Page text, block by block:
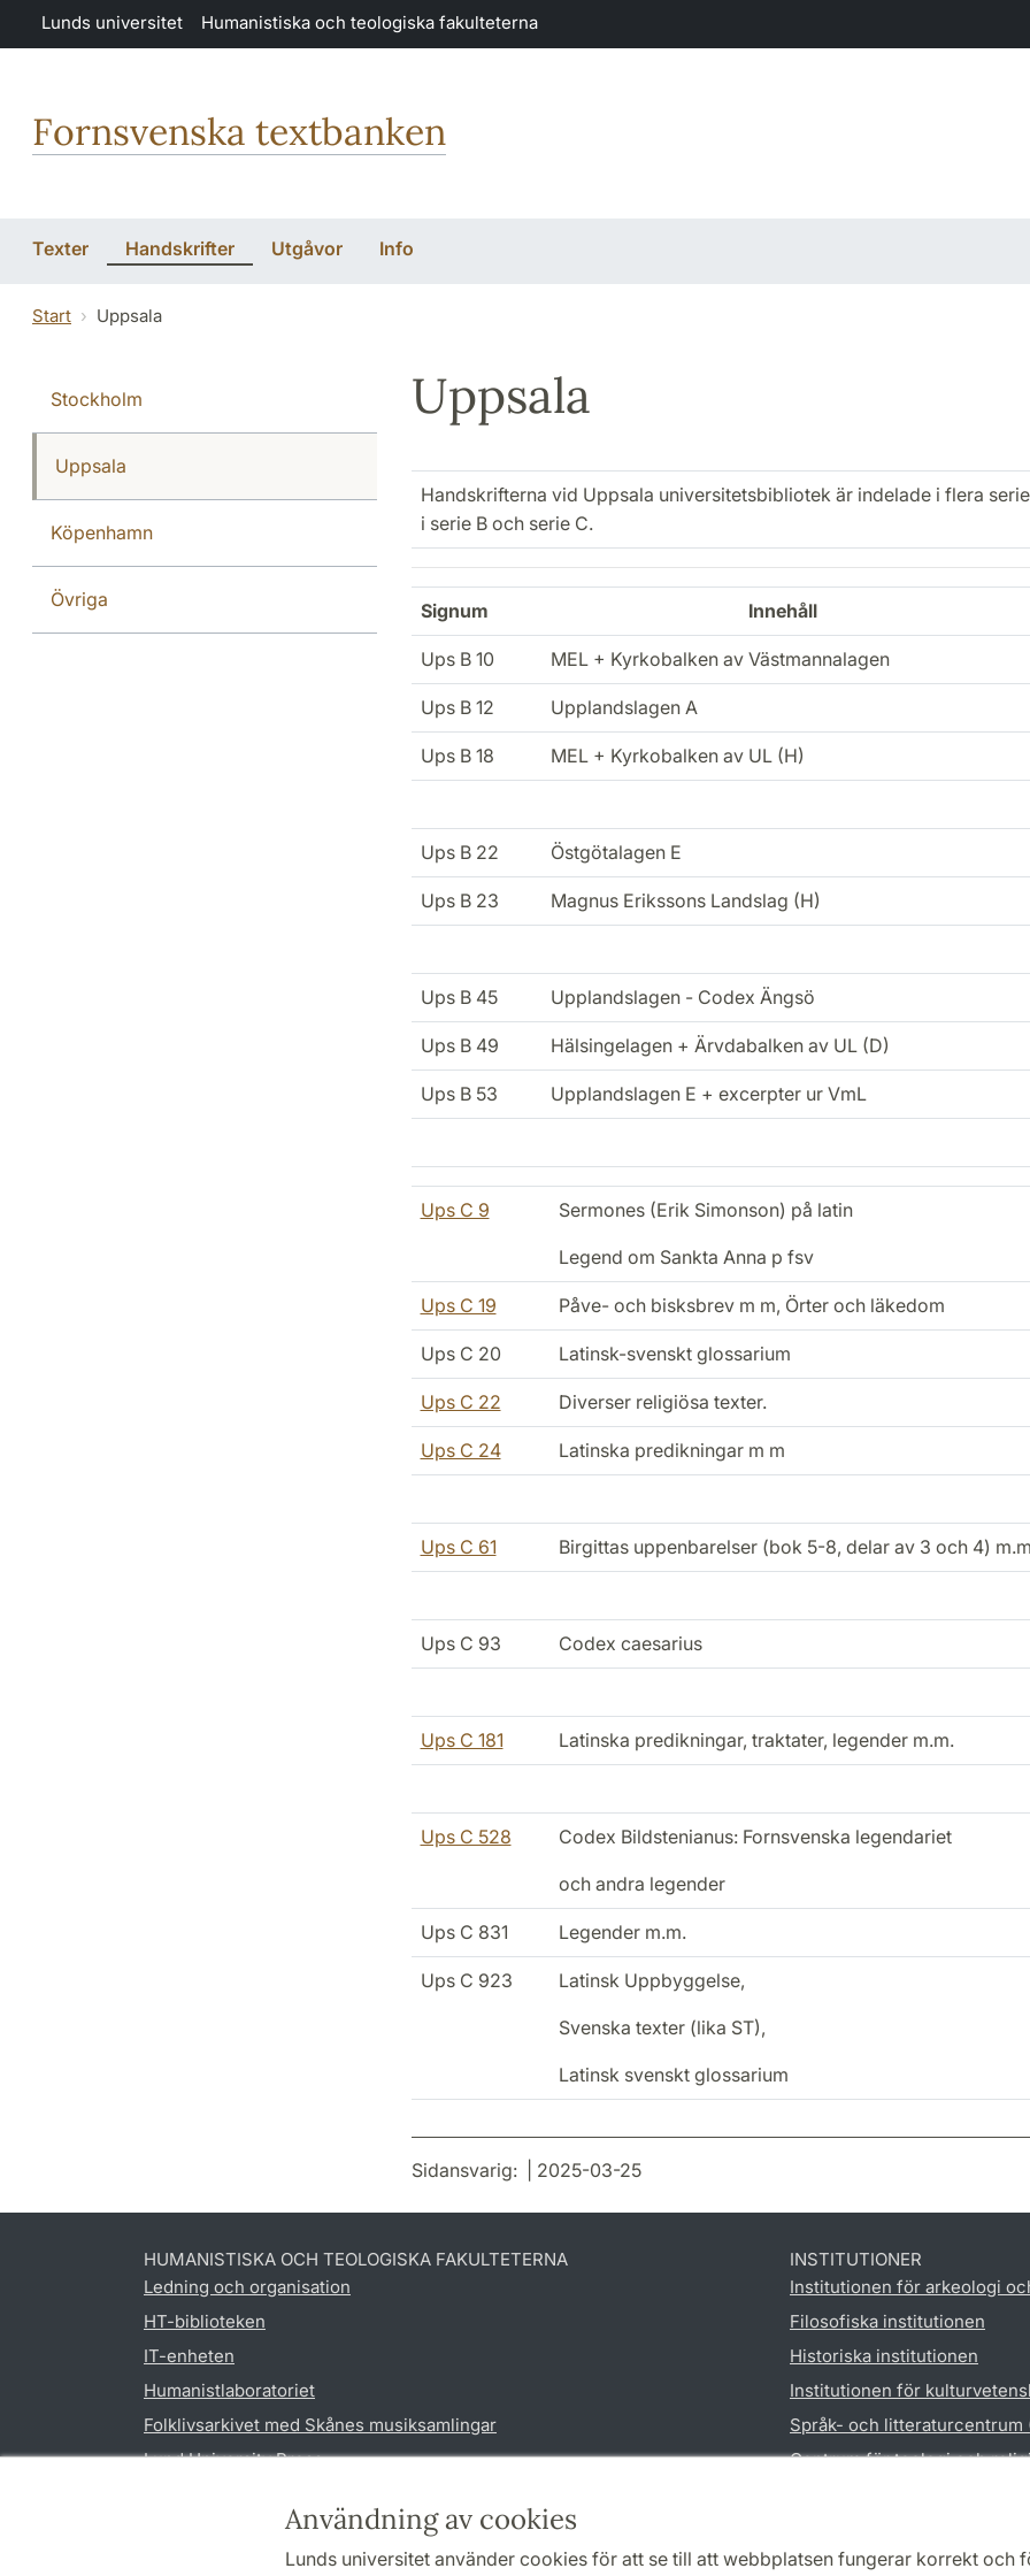
Hoppa till huvudinnehåll
Användning av cookies
Lunds universitet använder cookies för att se till att webbplatsen fungerar korrekt och
Lunds universitet Humanistiska och teologiska fakulteterna
Fornsvenska textbanken
Texter Handskrifter Utgåvor Info
Start Uppsala
Stockholm
Uppsala
Köpenhamn
Övriga
Uppsala
Handskrifterna vid Uppsala universitetsbibliotek är indelade i flera
i serie B och serie C.
Signum Innehåll
Ups B 10 MEL + Kyrkobalken av Västmannalagen
Ups B 12 Upplandslagen A
Ups B 18 MEL + Kyrkobalken av UL (H)
Ups B 22 Östgötalagen E
Ups B 23 Magnus Erikssons Landslag (H)
Ups B 45 Upplandslagen - Codex Ängsö
Ups B 49 Hälsingelagen + Ärvdabalken av UL (D)
Ups B 53 Upplandslagen E + excerpter ur VmL
Ups C 9 Sermones (Erik Simonson) på latin
Legend om Sankta Anna p fsv
Ups C 19 Påve- och bisksbrev m m, Örter och läkedom
Ups C 20 Latinsk-svenskt glossarium
Ups C 22 Diverser religiösa texter.
Ups C 24 Latinska predikningar m m
Ups C 61 Birgittas uppenbarelser (bok 5-8, delar av 3 och 4)
Ups C 93 Codex caesarius
Ups C 181 Latinska predikningar, traktater, legender m.m.
Ups C 528 Codex Bildstenianus: Fornsvenska legendariet
och andra legender
Ups C 831 Legender m.m.
Ups C 923 Latinsk Uppbyggelse,
Svenska texter (lika ST),
Latinsk svenskt glossarium
Sidansvarig: | 2025-03-25
HUMANISTISKA OCH TEOLOGISKA FAKULTETERNA
Ledning och organisation
HT-biblioteken
IT-enheten
Humanistlaboratoriet
Folklivsarkivet med Skånes musiksamlingar
Lund University Press
INSTITUTIONER
Institutionen för arkeologi
Filosofiska institutionen
Historiska institutionen
Institutionen för
Språk- och litteraturcentrum
Centrum för teologi och